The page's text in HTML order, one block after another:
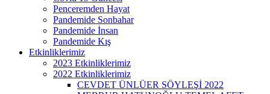
Penceremden Hayat
Pandemide Sonbahar
Pandemide İnsan
Pandemide Kış
Etkinliklerimiz
2023 Etkinliklerimiz
2022 Etkinliklerimiz
CEVDET ÜNLÜER SÖYLEŞİ 2022